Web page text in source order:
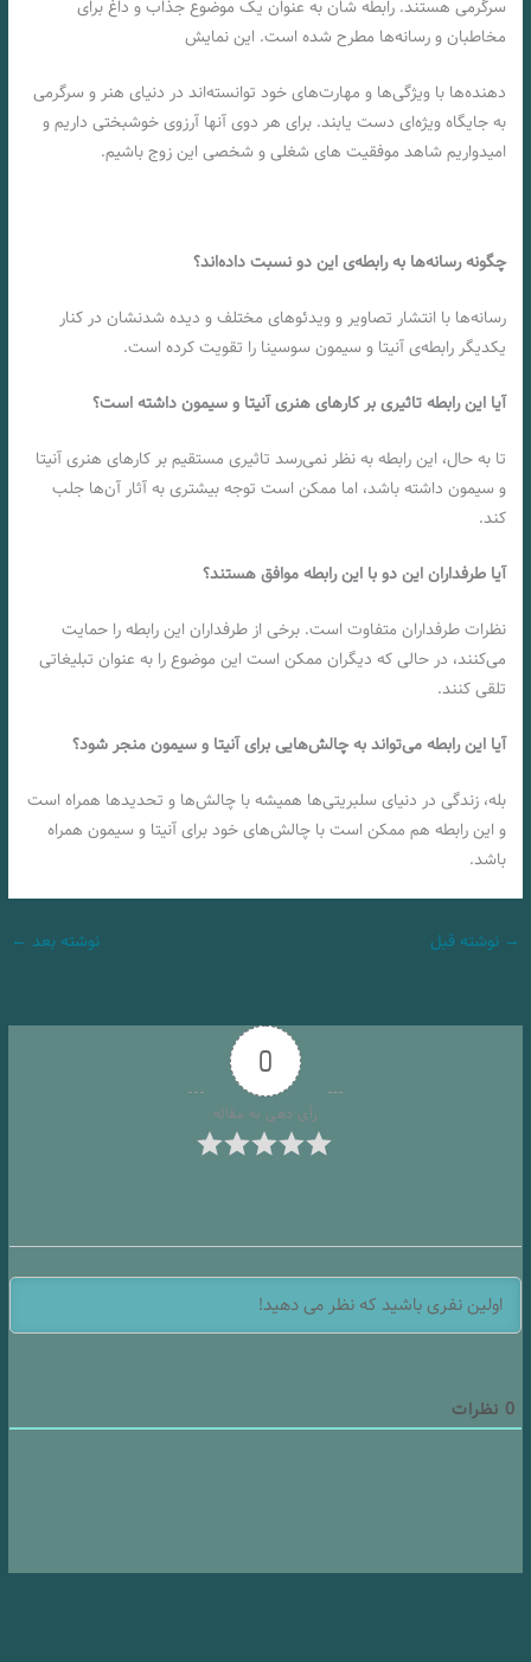
سرگرمی هستند. رابطه ‌شان به عنوان یک موضوع جذاب و داغ برای
مخاطبان و رسانه‌ها مطرح شده است. این نمایش
‌دهنده‌ها با ویژگی‌ها و مهارت‌های خود توانسته‌اند در دنیای هنر و سرگرمی
به جایگاه ویژه‌ای دست یابند. برای هر دوی آنها آرزوی خوشبختی داریم و
امیدواریم شاهد موفقیت های شغلی و شخصی این زوج باشیم.
چگونه رسانه‌ها به رابطه‌ی این دو نسبت داده‌اند؟
رسانه‌ها با انتشار تصاویر و ویدئوهای مختلف و دیده شدنشان در کنار
یکدیگر رابطه‌ی آنیتا و سیمون سوسینا را تقویت کرده‌ است.
آیا این رابطه تاثیری بر کارهای هنری آنیتا و سیمون داشته است؟
تا به حال، این رابطه به نظر نمی‌رسد تاثیری مستقیم بر کارهای هنری آنیتا
و سیمون داشته باشد، اما ممکن است توجه بیشتری به آثار آن‌ها جلب
کند.
آیا طرفداران این دو با این رابطه موافق هستند؟
نظرات طرفداران متفاوت است. برخی از طرفداران این رابطه را حمایت
می‌کنند، در حالی که دیگران ممکن است این موضوع را به عنوان تبلیغاتی
تلقی کنند.
آیا این رابطه می‌تواند به چالش‌هایی برای آنیتا و سیمون منجر شود؟
بله، زندگی در دنیای سلبریتی‌ها همیشه با چالش‌ها و تحدید‌ها همراه است
و این رابطه هم ممکن است با چالش‌های خود برای آنیتا و سیمون همراه
باشد.
→ نوشته قبل نوشته بعد ←
0
رأی دهی به مقاله
0 نظرات